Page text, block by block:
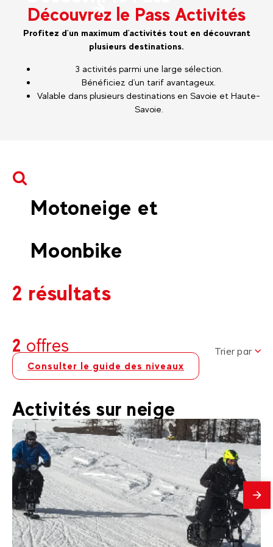
Découvrez le Pass Activités
Profitez d'un maximum d'activités tout en découvrant
plusieurs destinations.
3 activités parmi une large sélection.
Bénéficiez d'un tarif avantageux.
Valable dans plusieurs destinations en Savoie et Haute-
Savoie.
Motoneige et
Moonbike
2 résultats
2 offres
Consulter le guide des niveaux
Trier par
Activités sur neige
En
plus